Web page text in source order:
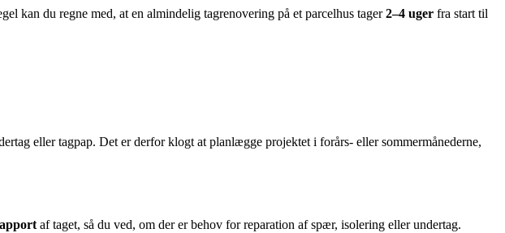
kan du regne med, at en almindelig tagrenovering på et parcelhus tager2–4 uger fra start til
eller tagpap. Det er derfor klogt at planlægge projektet i forårs- eller sommermånederne,
af taget, så du ved, om der er behov for reparation af spær, isolering eller undertag.